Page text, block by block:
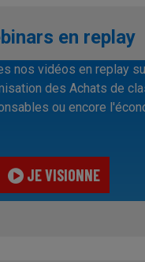
en replay
nos vidéos en replay
des Achats de
ou encore
JE VISIONNE